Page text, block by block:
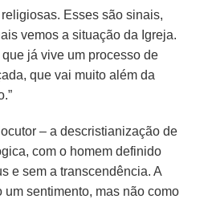
Esses são sinais,
vemos a situação da Igreja.
que já vive um processo de
que vai muito além da
– a descristianização de
com o homem definido
e sem a transcendência. A
sentimento, mas não como